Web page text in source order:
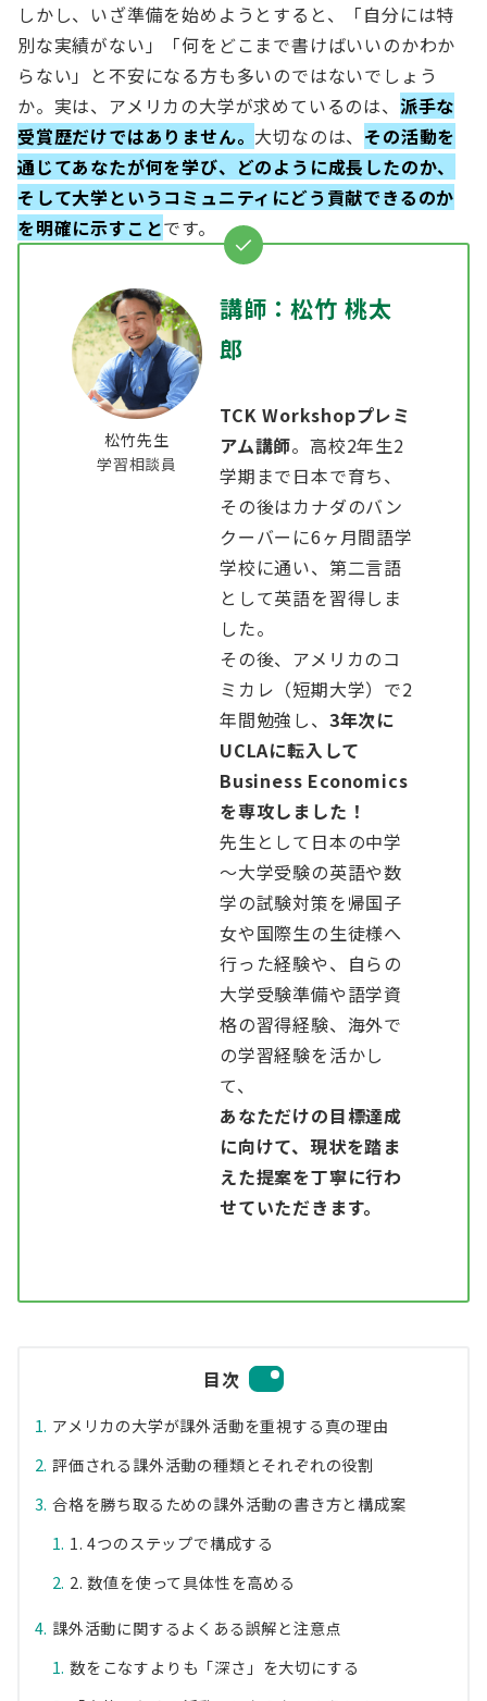
しかし、いざ準備を始めようとすると、「自分には特
別な実績がない」「何をどこまで書けばいいのかわか
らない」と不安になる方も多いのではないでしょう
か。実は、アメリカの大学が求めているのは、 派手な
受賞歴だけではありません。 大切なのは、 その活動を
通じてあなたが何を学び、どのように成長したのか、
そして大学というコミュニティにどう貢献できるのか
を明確に示すことです。
松竹先生
学習相談員
講師：松竹 桃太
郎
TCK Workshopプレミ
アム講師。高校2年生2
学期まで日本で育ち、
その後はカナダのバン
クーバーに6ヶ月間語学
学校に通い、第二言語
として英語を習得しま
した。
その後、アメリカのコ
ミカレ（短期大学）で2
年間勉強し、 3年次に
UCLAに転入して
Business Economics
を専攻しました！
先生として日本の中学
～大学受験の英語や数
学の試験対策を帰国子
女や国際生の生徒様へ
行った経験や、自らの
大学受験準備や語学資
格の習得経験、海外で
の学習経験を活かし
て、
あなただけの目標達成
に向けて、現状を踏ま
えた提案を丁寧に行わ
せていただきます。
目次
アメリカの大学が課外活動を重視する真の理由
評価される課外活動の種類とそれぞれの役割
合格を勝ち取るための課外活動の書き方と構成案
1. 4つのステップで構成する
2. 数値を使って具体性を高める
課外活動に関するよくある誤解と注意点
数をこなすよりも「深さ」を大切にする